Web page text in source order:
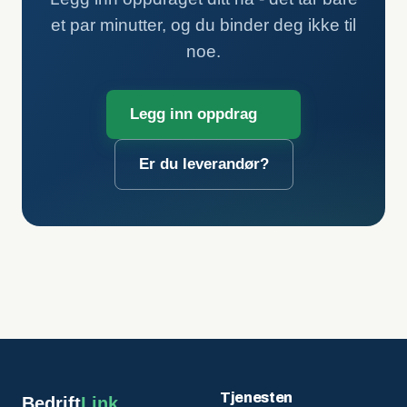
et par minutter, og du binder deg ikke til
noe.
Legg inn oppdrag
Er du leverandør?
Tjenesten